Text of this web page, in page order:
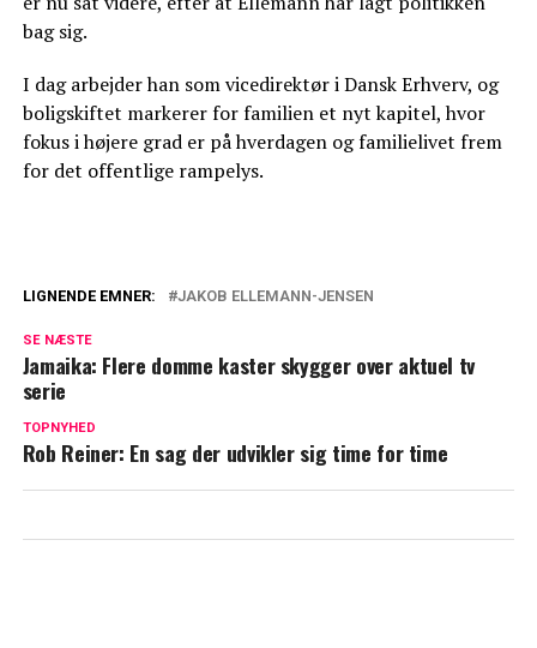
bag sig.
I dag arbejder han som vicedirektør i Dansk Erhverv, og
boligskiftet markerer for familien et nyt kapitel, hvor
fokus i højere grad er på hverdagen og familielivet frem
for det offentlige rampelys.
Sætter millionvilla til salg
LIGNENDE EMNER: JAKOB ELLEMANN-JENSEN
SE NÆSTE
Jamaika: Flere domme kaster skygger over aktuel tv
serie
TOPNYHED
Rob Reiner: En sag der udvikler sig time for time